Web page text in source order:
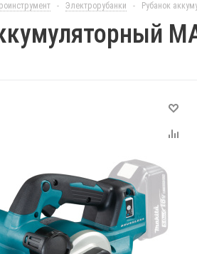
- Электрорубанки - Рубанок